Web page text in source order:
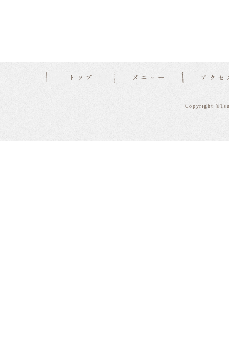
Copyright